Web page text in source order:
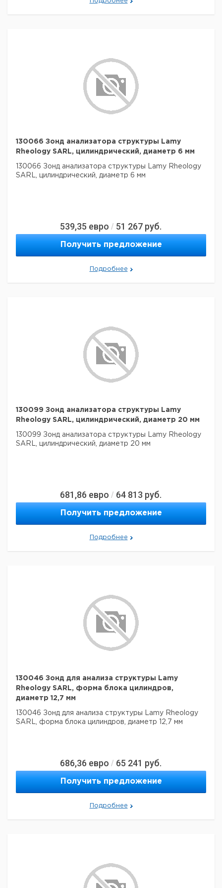
130066 Зонд анализатора структуры Lamy
Rheology SARL, цилиндрический, диаметр 6 мм
130066 Зонд анализатора структуры Lamy Rheology
SARL, цилиндрический, диаметр 6 мм
539,35 евро / 51 267 руб.
Получить предложение
Подробнее
130099 Зонд анализатора структуры Lamy
Rheology SARL, цилиндрический, диаметр 20 мм
130099 Зонд анализатора структуры Lamy Rheology
SARL, цилиндрический, диаметр 20 мм
681,86 евро / 64 813 руб.
Получить предложение
Подробнее
130046 Зонд для анализа структуры Lamy
Rheology SARL, форма блока цилиндров,
диаметр 12,7 мм
130046 Зонд для анализа структуры Lamy Rheology
SARL, форма блока цилиндров, диаметр 12,7 мм
686,36 евро / 65 241 руб.
Получить предложение
Подробнее